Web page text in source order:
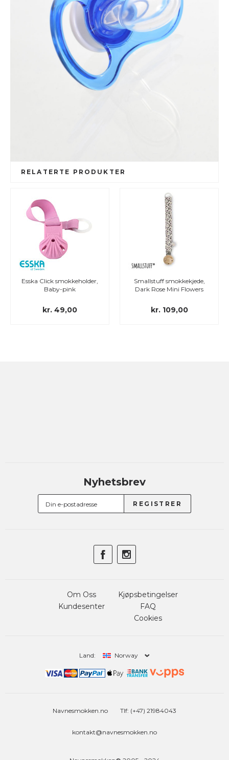
RELATERTE PRODUKTER
Esska Click smokkeholder,
Baby-pink
kr. 49,00
Smallstuff smokkekjede,
Dark Rose Mini Flowers
kr. 109,00
Nyhetsbrev
Om Oss
Kundesenter
Kjøpsbetingelser
FAQ
Cookies
Land: Norway
Navnesmokken.no Tlf: (+47) 21984043
kontakt@navnesmokken.no